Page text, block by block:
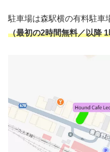
駐車場は森駅横の有料駐車
（最初の2時間無料／以降